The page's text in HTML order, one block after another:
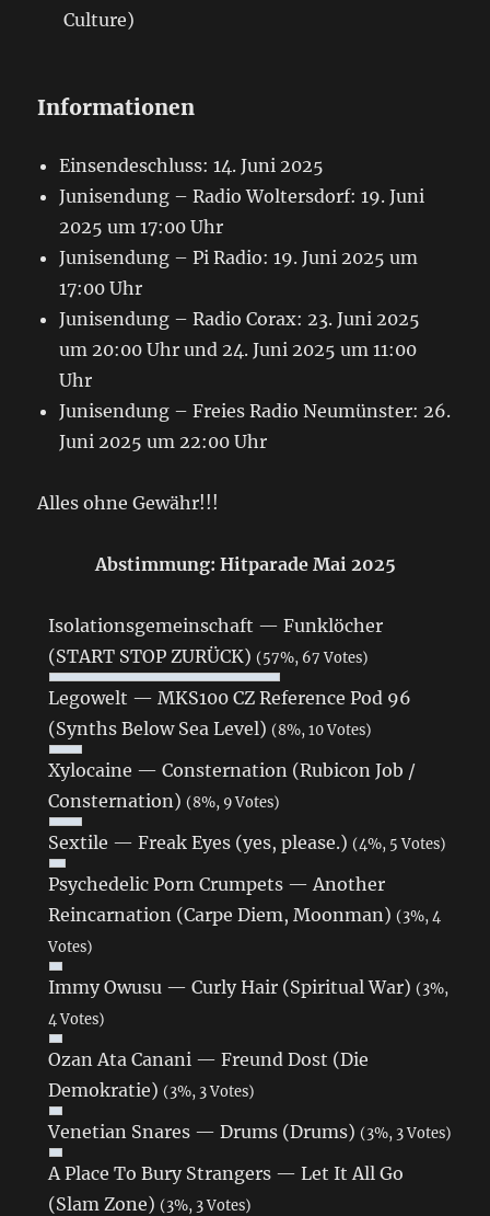
Culture)
Informationen
Einsendeschluss: 14. Juni 2025
Junisendung – Radio Woltersdorf: 19. Juni
2025 um 17:00 Uhr
Junisendung – Pi Radio: 19. Juni 2025 um
17:00 Uhr
Junisendung – Radio Corax: 23. Juni 2025
um 20:00 Uhr und 24. Juni 2025 um 11:00
Uhr
Junisendung – Freies Radio Neumünster: 26.
Juni 2025 um 22:00 Uhr
Alles ohne Gewähr!!!
Abstimmung: Hitparade Mai 2025
Isolationsgemeinschaft — Funklöcher
(START STOP ZURÜCK) (57%, 67 Votes)
Legowelt — MKS100 CZ Reference Pod 96
(Synths Below Sea Level) (8%, 10 Votes)
Xylocaine — Consternation (Rubicon Job /
Consternation) (8%, 9 Votes)
Sextile — Freak Eyes (yes, please.) (4%, 5 Votes)
Psychedelic Porn Crumpets — Another
Reincarnation (Carpe Diem, Moonman) (3%, 4
Votes)
Immy Owusu — Curly Hair (Spiritual War) (3%,
4 Votes)
Ozan Ata Canani — Freund Dost (Die
Demokratie) (3%, 3 Votes)
Venetian Snares — Drums (Drums) (3%, 3 Votes)
A Place To Bury Strangers — Let It All Go
(Slam Zone) (3%, 3 Votes)